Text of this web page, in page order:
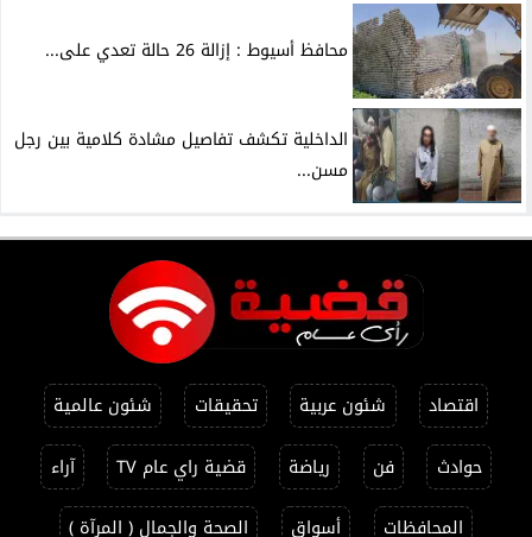
محافظ أسيوط : إزالة 26 حالة تعدي على...
الداخلية تكشف تفاصيل مشادة كلامية بين رجل
مسن...
اقتصاد شئون عربية تحقيقات
شئون عالمية
حوادث
فن رياضة قضية راي عام TV
آراء
المحافظات
أسواق الصحة والجمال ( المرآة )